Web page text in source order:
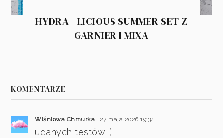
HYDRA - LICIOUS SUMMER SET Z
GARNIER I MIXA
KOMENTARZE
Wiśniowa Chmurka 27 maja 2026 19:34
udanych testów ;)